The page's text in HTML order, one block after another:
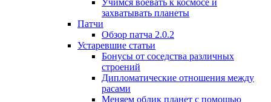
Учимся воевать к космосе и
захватывать планеты
Патчи
Обзор патча 2.0.2
Устаревшие статьи
Бонусы от соседства различных
строений
Дипломатические отношения между
расами
Меняем облик планет с помощью